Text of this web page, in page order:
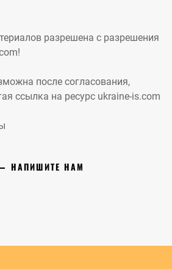
разрешена с разрешения
после согласования,
ссылка на ресурс ukraine-is.com
НАПИШИТЕ НАМ